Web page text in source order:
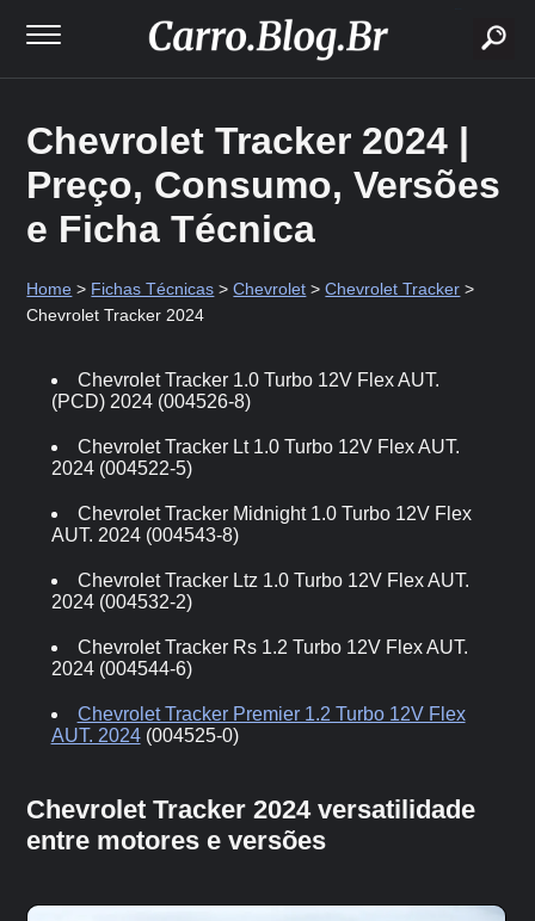
Chevrolet Tracker 2024 |
Preço, Consumo, Versões
e Ficha Técnica
Home > Fichas Técnicas >Chevrolet >Chevrolet Tracker >
Chevrolet Tracker 2024
Chevrolet Tracker 1.0 Turbo 12V Flex AUT.
(PCD) 2024 (004526-8)
Chevrolet Tracker Lt 1.0 Turbo 12V Flex AUT.
2024 (004522-5)
Chevrolet Tracker Midnight 1.0 Turbo 12V Flex
AUT. 2024 (004543-8)
Chevrolet Tracker Ltz 1.0 Turbo 12V Flex AUT.
2024 (004532-2)
Chevrolet Tracker Rs 1.2 Turbo 12V Flex AUT.
2024 (004544-6)
Chevrolet Tracker Premier 1.2 Turbo 12V Flex
AUT. 2024(004525-0)
Chevrolet Tracker 2024 versatilidade
entre motores e versões